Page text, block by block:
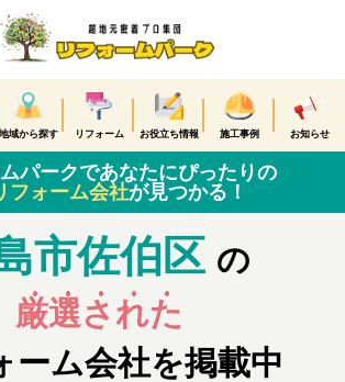
地域から探す リフォーム お役立ち情報 施工事例 お知らせ
パークであなたにぴったりの
フォーム会社が見つかる！
市佐伯区 の
厳選された
ーム会社を掲載中